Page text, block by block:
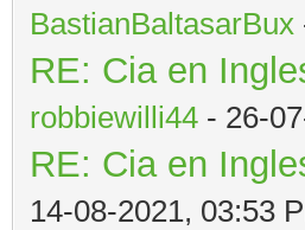
BastianBaltasarBux
RE: Cia en
robbiewilli44 - 26-
RE: Cia en
14-08-2021, 03:53